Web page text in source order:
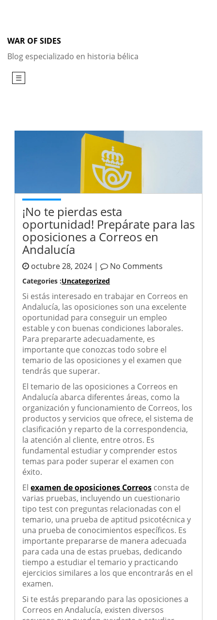
WAR OF SIDES
Blog especializado en historia bélica
☰
¡No te pierdas esta
oportunidad! Prepárate para las
oposiciones a Correos en
Andalucía
octubre 28, 2024 | No Comments
Categories :Uncategorized
Si estás interesado en trabajar en Correos en
Andalucía, las oposiciones son una excelente
oportunidad para conseguir un empleo
estable y con buenas condiciones laborales.
Para prepararte adecuadamente, es
importante que conozcas todo sobre el
temario de las oposiciones y el examen que
tendrás que superar.
El temario de las oposiciones a Correos en
Andalucía abarca diferentes áreas, como la
organización y funcionamiento de Correos, los
productos y servicios que ofrece, el sistema de
clasificación y reparto de la correspondencia,
la atención al cliente, entre otros. Es
fundamental estudiar y comprender estos
temas para poder superar el examen con
éxito.
El examen de oposiciones Correos consta de
varias pruebas, incluyendo un cuestionario
tipo test con preguntas relacionadas con el
temario, una prueba de aptitud psicotécnica y
una prueba de conocimientos específicos. Es
importante prepararse de manera adecuada
para cada una de estas pruebas, dedicando
tiempo a estudiar el temario y practicando
ejercicios similares a los que encontrarás en el
examen.
Si te estás preparando para las oposiciones a
Correos en Andalucía, existen diversos